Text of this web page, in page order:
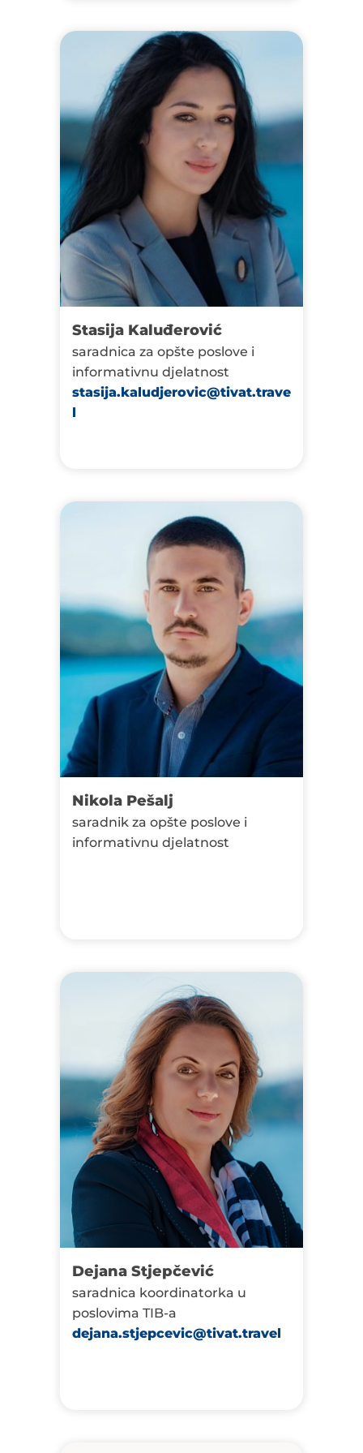
Stasija Kaluđerović
saradnica za opšte poslove i
informativnu djelatnost
stasija.kaludjerovic@tivat.trave
l
Nikola Pešalj
saradnik za opšte poslove i
informativnu djelatnost
Dejana Stjepčević
saradnica koordinatorka u
poslovima TIB-a
dejana.stjepcevic@tivat.travel